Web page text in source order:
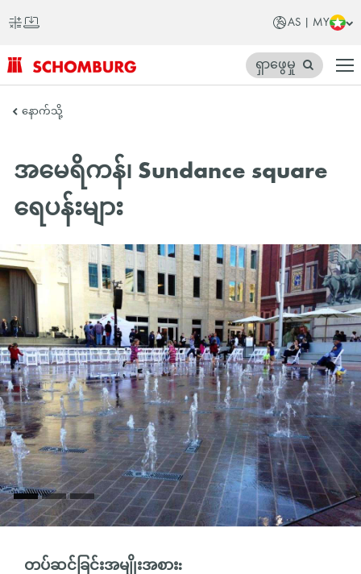
AS | MY
SCHOMBURG
ရှ
တိုက်
ရှာဖွေမှု
နောက်သို့
အမေရိကန်၊ Sundance square
ရေပန်းများ
တပ်ဆင်ခြင်းအမျိုးအစား: